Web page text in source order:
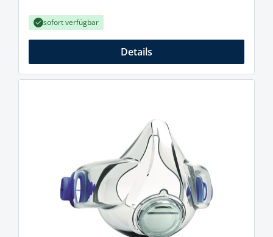
sofort verfügbar
Details